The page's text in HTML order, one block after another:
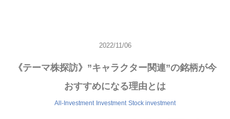
2022/11/06
《テーマ株探訪》”キャラクター関連”の銘柄が今
おすすめになる理由とは
All-Investment Investment Stock investment